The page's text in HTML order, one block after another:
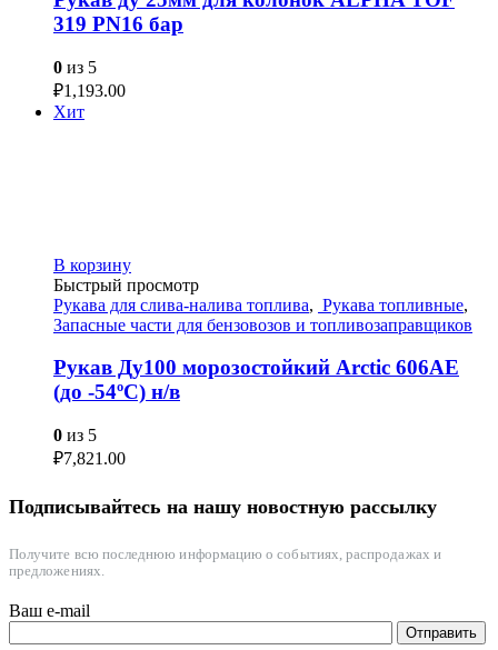
319 PN16 бар
0 из 5
₽1,193.00
Хит
В корзину
Быстрый просмотр
Рукава для слива-налива топлива, Рукава топливные,
Запасные части для бензовозов и топливозаправщиков
Рукав Ду100 морозостойкий Arctic 606AE
(до -54ºС) н/в
0 из 5
₽7,821.00
Подписывайтесь на нашу новостную рассылку
Получите всю последнюю информацию о событиях, распродажах и
предложениях.
Ваш e-mail